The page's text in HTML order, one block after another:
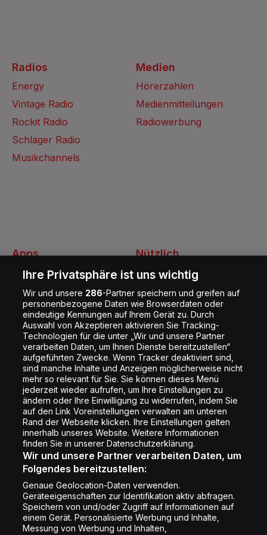
Folge uns
Copyright © Energy 2026
Radios
Energy
Vintage Radio
Rockit Radio
Schlager Radio
Musikchannels
Nützlich
Kontakt
Jobs
Shop
Impressum
Rechtliches
Datenschutz
Cookie Liste
Cookie Einstellung
Apps
Energy Radio App
Medien
Hörerzahlen
Medienmitteilungen
Radiowerbung
Ihre Privatsphäre ist uns wichtig
Wir und unsere 286-Partner speichern und greifen auf
personenbezogene Daten wie Browserdaten oder
eindeutige Kennungen auf Ihrem Gerät zu. Durch
Auswahl von Akzeptieren aktivieren Sie Tracking-
Technologien für die unter „Wir und unsere Partner
verarbeiten Daten, um Ihnen Dienste bereitzustellen“
aufgeführten Zwecke. Wenn Tracker deaktiviert sind,
sind manche Inhalte und Anzeigen möglicherweise nicht
mehr so relevant für Sie. Sie können dieses Menü
jederzeit wieder aufrufen, um Ihre Einstellungen zu
ändern oder Ihre Einwilligung zu widerrufen, indem Sie
auf den Link Voreinstellungen verwalten am unteren
Rand der Webseite klicken. Ihre Einstellungen gelten
innerhalb unseres Website. Weitere Informationen
finden Sie in unserer Datenschutzerklärung.
Wir und unsere Partner verarbeiten Daten, um
Folgendes bereitzustellen:
Genaue Geolocation-Daten verwenden.
Geräteeigenschaften zur Identifikation aktiv abfragen.
Speichern von und/oder Zugriff auf Informationen auf
einem Gerät. Personalisierte Werbung und Inhalte,
Messung von Werbung und Inhalten,